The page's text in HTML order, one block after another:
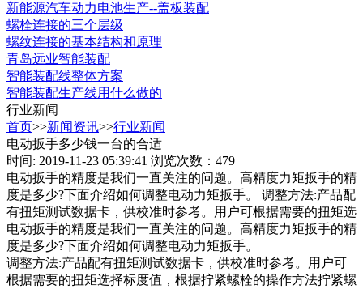
新能源汽车动力电池生产--盖板装配
螺栓连接的三个层级
螺纹连接的基本结构和原理
青岛远业智能装配
智能装配线整体方案
智能装配生产线用什么做的
行业新闻
首页>>新闻资讯>>行业新闻
电动扳手多少钱一台的合适
时间: 2019-11-23 05:39:41 浏览次数：479
电动扳手的精度是我们一直关注的问题。高精度力矩扳手的精
度是多少?下面介绍如何调整电动力矩扳手。 调整方法:产品配
有扭矩测试数据卡，供校准时参考。用户可根据需要的扭矩选
电动扳手的精度是我们一直关注的问题。高精度力矩扳手的精
度是多少?下面介绍如何调整电动力矩扳手。
调整方法:产品配有扭矩测试数据卡，供校准时参考。用户可
根据需要的扭矩选择标度值，根据拧紧螺栓的操作方法拧紧螺